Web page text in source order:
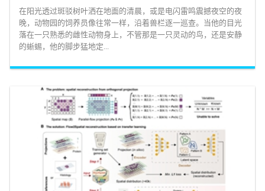
在阳光透过斑驳树叶洒在地面的清晨，或是电闪雷鸣震撼夜空的夜
晚，动物园的饲养员像往常一样，沿着兽栏逐一巡查。当他的目光
落在一只熟悉的雌性动物身上，不管那是一只灵动的鸟，还是安静
的蜥蜴，他的脚步猛地定...